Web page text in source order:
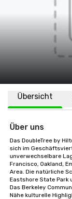
Übersicht
Über uns
Das DoubleTree by
sich im
unverwechselbare
Francisco, Oakland,
Area. Die natürliche
Eastshore State Park
Das Berkeley
Nähe kulturelle